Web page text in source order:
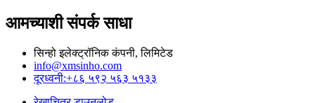
आमच्याशी संपर्क साधा
सिन्हो इलेक्ट्रॉनिक कंपनी, लिमिटेड
info@xmsinho.com
दूरध्वनी:+८६ ५९२ ५६३ ५१३३